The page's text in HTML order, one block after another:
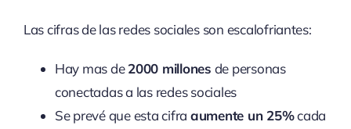
Las cifras de las redes sociales son escalofriantes:
Hay mas de2000 millones de personas
conectadas a las redes sociales
Se prevé que esta cifra aumente un 25%cada